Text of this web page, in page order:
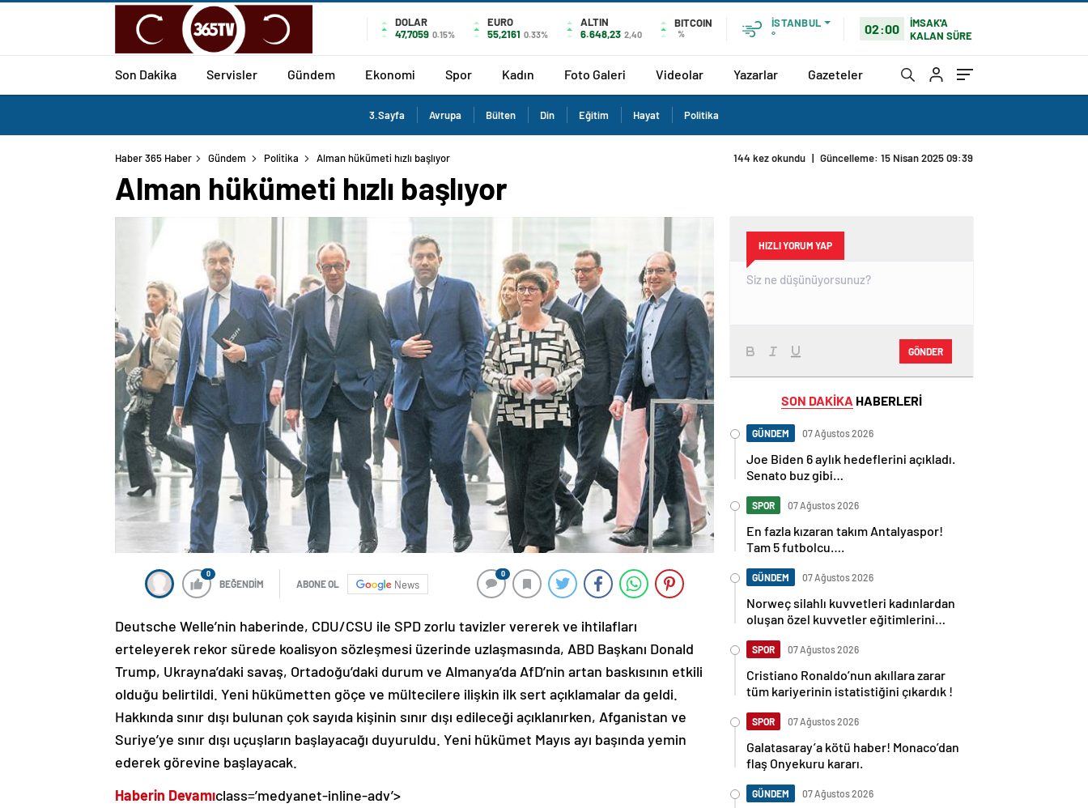
DOLAR
47,7059 0.15%
EURO
55,2161 0.33%
ALTIN
6.648,23 2,40
BITCOIN
%
İSTANBUL
°
02:00
İMSAK'A
KALAN SÜRE
Son Dakika Servisler Gündem Ekonomi Spor Kadın Foto Galeri Videolar Yazarlar Gazeteler
3.Sayfa Avrupa Bülten Din Eğitim Hayat Politika
Haber 365 Haber Gündem Politika Alman hükümeti hızlı başlıyor 144 kez okundu | Güncelleme: 15 Nisan 2025 09:39
Alman hükümeti hızlı başlıyor
0
BEĞENDİM ABONE OL News
0
Deutsche Welle’nin haberinde, CDU/CSU ile SPD zorlu tavizler vererek ve ihtilafları
erteleyerek rekor sürede koalisyon sözleşmesi üzerinde uzlaşmasında, ABD Başkanı Donald
Trump, Ukrayna’daki savaş, Ortadoğu’daki durum ve Almanya’da AfD’nin artan baskısının etkili
olduğu belirtildi. Yeni hükümetten göçe ve mültecilere ilişkin ilk sert açıklamalar da geldi.
Hakkında sınır dışı bulunan çok sayıda kişinin sınır dışı edileceği açıklanırken, Afganistan ve
Suriye’ye sınır dışı uçuşların başlayacağı duyuruldu. Yeni hükümet Mayıs ayı başında yemin
ederek görevine başlayacak.
Haberin Devamıclass=’medyanet-inline-adv’>
HIZLI YORUM YAP
GÖNDER
SON DAKİKA HABERLERİ
GÜNDEM 07 Ağustos 2026
Joe Biden 6 aylık hedeflerini açıkladı.
Senato buz gibi…
SPOR 07 Ağustos 2026
En fazla kızaran takım Antalyaspor!
Tam 5 futbolcu….
GÜNDEM 07 Ağustos 2026
Norweç silahlı kuvvetleri kadınlardan
oluşan özel kuvvetler eğitimlerini
SPOR 07 Ağustos 2026
Cristiano Ronaldo’nun akıllara zarar
tüm kariyerinin istatistiğini çıkardık !
SPOR 07 Ağustos 2026
Galatasaray’a kötü haber! Monaco’dan
flaş Onyekuru kararı.
GÜNDEM 07 Ağustos 2026